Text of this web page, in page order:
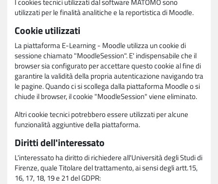
utilizzati per le finalità analitiche e la reportistica di Moodle.
Cookie utilizzati
La piattaforma E-Learning - Moodle utilizza un cookie di
sessione chiamato "MoodleSession". E' indispensabile che il
browser sia configurato per accettare questo cookie al fine di
garantire la validità della propria autenticazione navigando tra
le pagine. Quando ci si scollega dalla piattaforma Moodle o si
chiude il browser, il cookie "MoodleSession" viene eliminato.
Altri cookie tecnici potrebbero essere utilizzati per alcune
funzionalità aggiuntive della piattaforma.
Diritti dell'interessato
L'interessato ha diritto di richiedere all'Università degli Studi di
Firenze, quale Titolare del trattamento, ai sensi degli artt.15,
16, 17, 18, 19 e 21 del GDPR: